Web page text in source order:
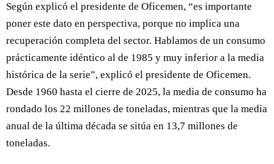
Según explicó el presidente de Oficemen, “es importante
poner este dato en perspectiva, porque no implica una
recuperación completa del sector. Hablamos de un consumo
prácticamente idéntico al de 1985 y muy inferior a la media
histórica de la serie”, explicó el presidente de Oficemen.
Desde 1960 hasta el cierre de 2025, la media de consumo ha
rondado los 22 millones de toneladas, mientras que la media
anual de la última década se sitúa en 13,7 millones de
toneladas.